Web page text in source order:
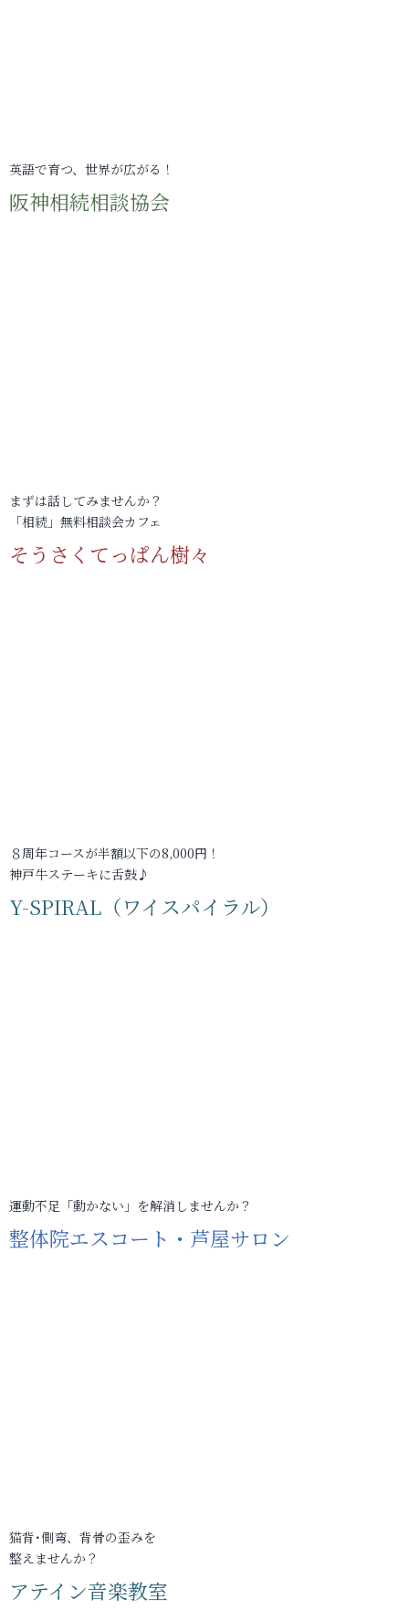
英語で育つ、世界が広がる！
阪神相続相談協会
まずは話してみませんか？
「相続」無料相談会カフェ
そうさくてっぱん樹々
８周年コースが半額以下の8,000円！
神戸牛ステーキに舌鼓♪
Y-SPIRAL（ワイスパイラル）
運動不足「動かない」を解消しませんか？
整体院エスコート・芦屋サロン
猫背･側弯、背骨の歪みを
整えませんか？
アテイン音楽教室